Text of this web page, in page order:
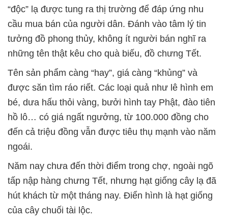
“độc” lạ được tung ra thị trường để đáp ứng nhu
cầu mua bán của người dân. Đánh vào tâm lý tin
tưởng đồ phong thủy, không ít người bán nghĩ ra
những tên thật kêu cho quà biếu, đồ chưng Tết.
Tên sản phẩm càng “hay”, giá càng “khủng” và
được săn tìm ráo riết. Các loại quả như lê hình em
bé, dưa hấu thỏi vàng, bưởi hình tay Phật, đào tiên
hồ lô… có giá ngất ngưởng, từ 100.000 đồng cho
đến cả triệu đồng vẫn được tiêu thụ mạnh vào năm
ngoái.
Năm nay chưa đến thời điểm trong chợ, ngoài ngõ
tấp nập hàng chưng Tết, nhưng hạt giống cây lạ đã
hút khách từ một tháng nay. Điển hình là hạt giống
của cây chuối tài lộc.